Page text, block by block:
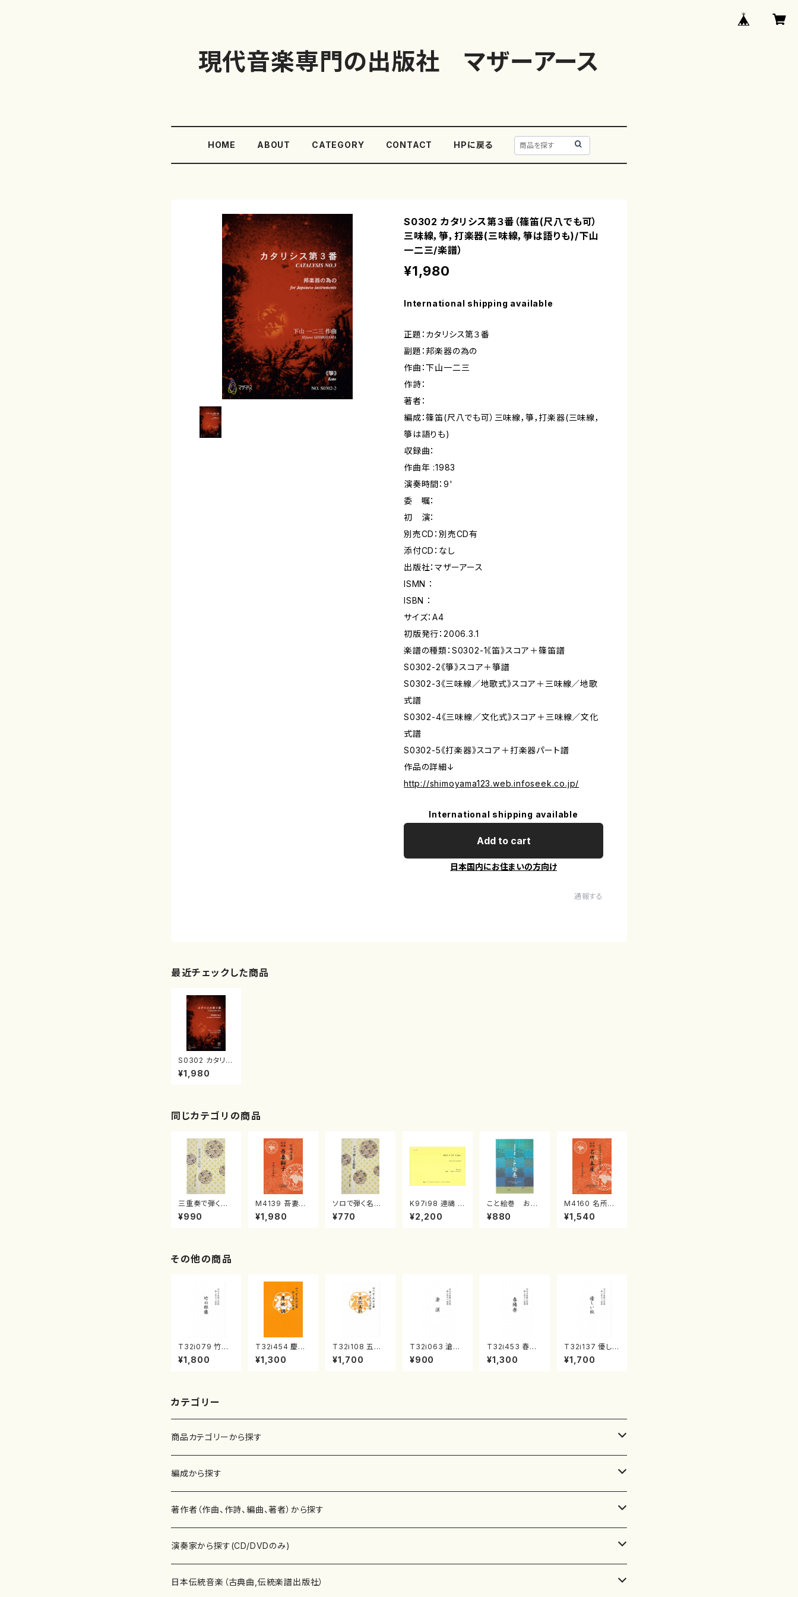
現代音楽専門の出版社 マザーアース
HOME ABOUT CATEGORY CONTACT HPに戻る
S0302 カタリシス第３番（篠笛(尺八でも可）
三味線，箏，打楽器(三味線，箏は語りも)/下山
一二三/楽譜）
¥1,980
International shipping available
正題：カタリシス第３番
副題：邦楽器の為の
作曲：下山一二三
作詩：
著者：
編成：篠笛(尺八でも可）三味線，箏，打楽器(三味線，
箏は語りも)
収録曲：
作曲年 :1983
演奏時間：9'
委 嘱：
初 演：
別売CD：別売CD有
添付CD：なし
出版社：マザーアース
ISMN ：
ISBN ：
サイズ：A4
初版発行：2006.3.1
楽譜の種類：S0302-1《笛》スコア＋篠笛譜
S0302-2《箏》スコア＋箏譜
S0302-3《三味線／地歌式》スコア＋三味線／地歌
式譜
S0302-4《三味線／文化式》スコア＋三味線／文化
式譜
S0302-5《打楽器》スコア＋打楽器パート譜
作品の詳細↓
http://shimoyama123.web.infoseek.co.jp/
International shipping available
Add to cart
日本国内にお住まいの方向け
通報する
最近チェックした商品
S0302 カタリシ
ス第３番（篠笛
(尺八でも可）三
三/楽譜）
¥1,980
同じカテゴリの商品
三重奏で弾く名
曲集 クリスマ
スメドレー( 箏
¥990
M4139 吾妻獅
子《箏曲楽譜》
（箏/宮城道雄
¥1,980
ソロで弾く名曲
集 クリスマス・
イブ／恋人がサ
¥770
K97i98 連禱 :
2台ピアノのため
の（2 Pianos /
¥2,200
こと絵巻 お江
戸日本橋
¥880
M4160 名所土
産《箏曲楽譜》
（箏/宮城喜代
¥1,540
その他の商品
T32i079 竹の
群像（尺八/初代
山本邦山/尺八/
¥1,800
T32i454 慶祝
調（尺八/久本玄
智/楽譜）都山流
¥1,300
T32i108 五孔
五彩（尺八/初代
石垣征山/尺八/
¥1,700
T32i063 滄溟
（尺八/野村正峰/
尺八/都山式譜）
¥900
T32i453 春陽
楽（尺八/宮城道
雄/楽譜）都山流
¥1,300
T32i137 優しい
秋（尺八/二代 山
本邦山/尺八/都
¥1,700
カテゴリー
商品カテゴリーから探す
楽譜
書籍
書籍
テキストブック
CD・DVD
チケット
編成から探す
邦楽器
箏・琴（ソロ）
箏・琴（合奏）
合唱
混声合唱
歌・声
著作者（作曲、作詩、編曲、著者）から探す
あ行
青木省三(アオキ ショウゾウ)
か行
演奏家から探す(CD/DVDのみ)
邦楽（箏、三味線、尺八等）演奏家
日本伝統音楽（古典曲,伝統楽譜出版社）